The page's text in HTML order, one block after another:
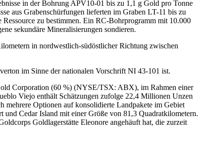
in der Bohrung APV10-01 bis zu 1,1 g Gold pro Tonne
aus Grabenschürfungen lieferten im Graben LT-11 bis zu
zu bestimmen. Ein RC-Bohrprogramm mit 10.000
sekundäre Mineralisierungen sondieren.
in nordwestlich-südöstlicher Richtung zwischen
im Sinne der nationalen Vorschrift NI 43-101 ist.
Corporation (60 %) (NYSE/TSX: ABX), im Rahmen einer
Viejo enthält Schätzungen zufolge 22,4 Millionen Unzen
Optionen auf konsolidierte Landpakete im Gebiet
Cedar Island mit einer Größe von 81,3 Quadratkilometern.
Goldlagerstätte Eleonore angehäuft hat, die zurzeit